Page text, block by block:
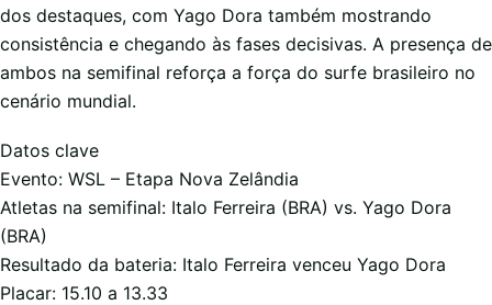
dos destaques, com Yago Dora também mostrando
consistência e chegando às fases decisivas. A presença de
ambos na semifinal reforça a força do surfe brasileiro no
cenário mundial.
Datos clave
Evento: WSL – Etapa Nova Zelândia
Atletas na semifinal: Italo Ferreira (BRA) vs. Yago Dora
(BRA)
Resultado da bateria: Italo Ferreira venceu Yago Dora
Placar: 15.10 a 13.33